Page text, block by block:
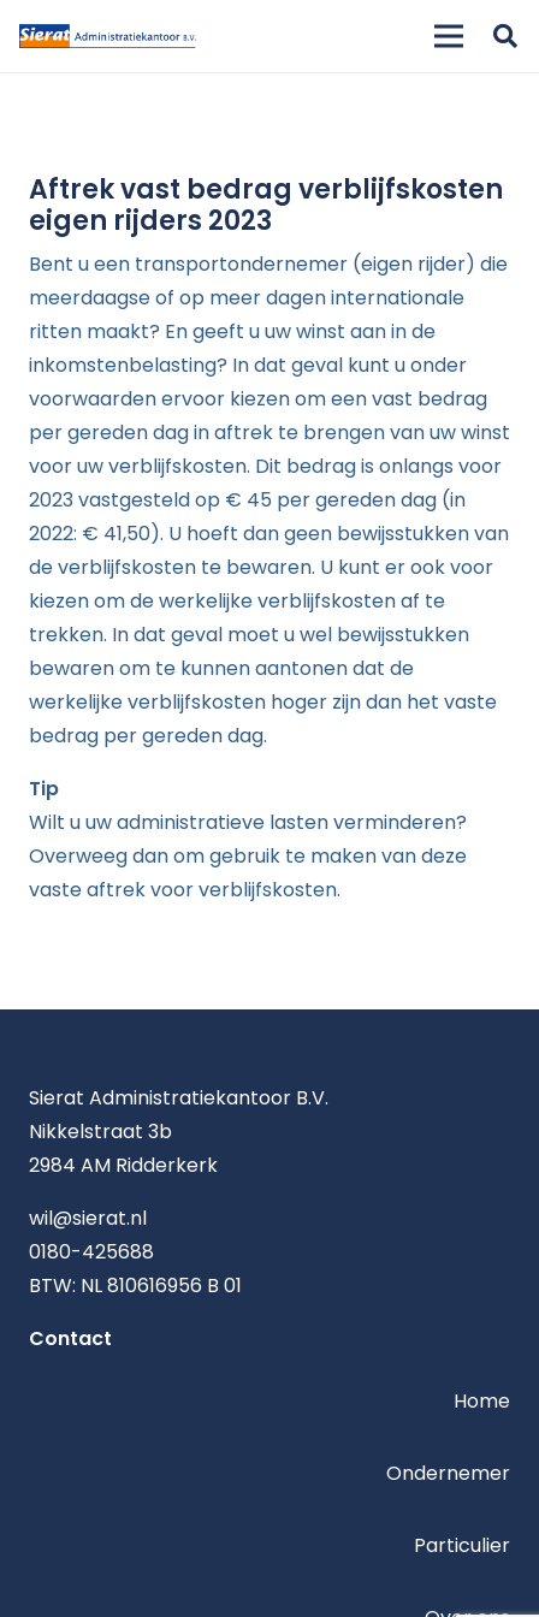
Aftrek vast bedrag verblijfskosten
eigen rijders 2023
Bent u een transportondernemer (eigen rijder) die
meerdaagse of op meer dagen internationale
ritten maakt? En geeft u uw winst aan in de
inkomstenbelasting? In dat geval kunt u onder
voorwaarden ervoor kiezen om een vast bedrag
per gereden dag in aftrek te brengen van uw winst
voor uw verblijfskosten. Dit bedrag is onlangs voor
2023 vastgesteld op € 45 per gereden dag (in
2022: € 41,50). U hoeft dan geen bewijsstukken van
de verblijfskosten te bewaren. U kunt er ook voor
kiezen om de werkelijke verblijfskosten af te
trekken. In dat geval moet u wel bewijsstukken
bewaren om te kunnen aantonen dat de
werkelijke verblijfskosten hoger zijn dan het vaste
bedrag per gereden dag.
Tip
Wilt u uw administratieve lasten verminderen?
Overweeg dan om gebruik te maken van deze
vaste aftrek voor verblijfskosten.
Sierat Administratiekantoor B.V.
Nikkelstraat 3b
2984 AM Ridderkerk
wil@sierat.nl
0180-425688
BTW: NL 810616956 B 01
Contact
Home
Ondernemer
Particulier